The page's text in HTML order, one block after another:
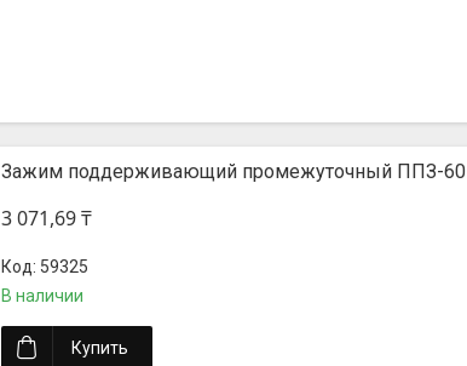
Зажим поддерживающий промежуточный ППЗ-60
3 071,69 ₸
59325
В наличии
Купить